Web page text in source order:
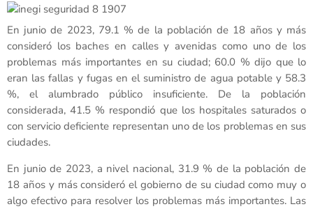
En junio de 2023, 79.1 % de la población de 18 años y más
consideró los baches en calles y avenidas como uno de los
problemas más importantes en su ciudad; 60.0 % dijo que lo
eran las fallas y fugas en el suministro de agua potable y 58.3
%, el alumbrado público insuficiente. De la población
considerada, 41.5 % respondió que los hospitales saturados o
con servicio deficiente representan uno de los problemas en sus
ciudades.
En junio de 2023, a nivel nacional, 31.9 % de la población de
18 años y más consideró el gobierno de su ciudad como muy o
algo efectivo para resolver los problemas más importantes. Las